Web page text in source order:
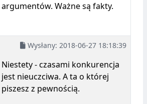
argumentów. Ważne są fakty.
Wysłany: 2018-06-27 18:18:39
Niestety - czasami konkurencja
jest nieuczciwa. A ta o której
piszesz z pewnością.